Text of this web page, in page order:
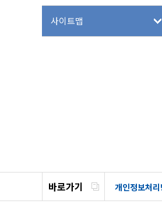
사이트맵
바로가기 개인정보처리